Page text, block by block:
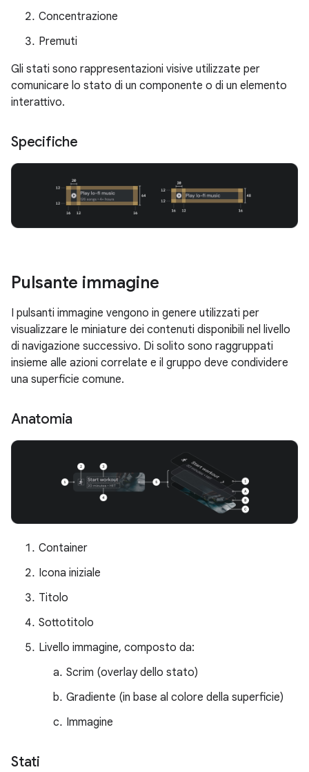
Concentrazione
Premuti
Gli stati sono rappresentazioni visive utilizzate per
comunicare lo stato di un componente o di un elemento
interattivo.
Specifiche
Pulsante immagine
I pulsanti immagine vengono in genere utilizzati per
visualizzare le miniature dei contenuti disponibili nel livello
di navigazione successivo. Di solito sono raggruppati
insieme alle azioni correlate e il gruppo deve condividere
una superficie comune.
Anatomia
Container
Icona iniziale
Titolo
Sottotitolo
Livello immagine, composto da:
Scrim (overlay dello stato)
Gradiente (in base al colore della superficie)
Immagine
Stati